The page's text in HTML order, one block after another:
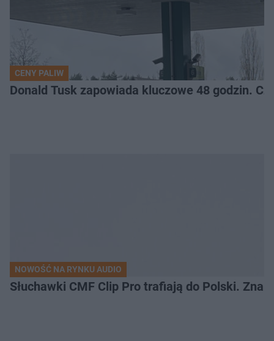
CENY PALIW
Donald Tusk zapowiada kluczowe 48 godzin.
NOWOŚĆ NA RYNKU AUDIO
Słuchawki CMF Clip Pro trafiają do Polski.